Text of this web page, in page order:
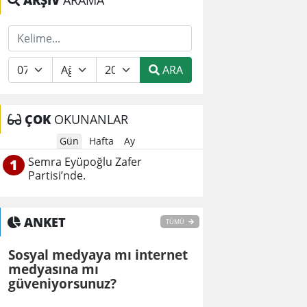
ARA
ÇOKOKUNANLAR
Gün Hafta Ay
1
Semra Eyüpoğlu Zafer
Partisi’nde.
ANKET TÜMÜ
Sosyal medyaya mı internet
medyasına mı
güveniyorsunuz?